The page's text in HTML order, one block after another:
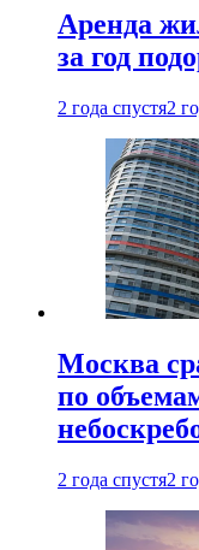
Аренда
за год
2 года спустя2
Москва
по
2 года спустя2